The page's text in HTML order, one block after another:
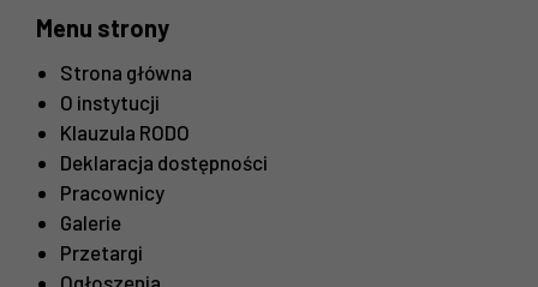
Menu strony
Strona główna
O instytucji
Klauzula RODO
Deklaracja dostępności
Pracownicy
Galerie
Przetargi